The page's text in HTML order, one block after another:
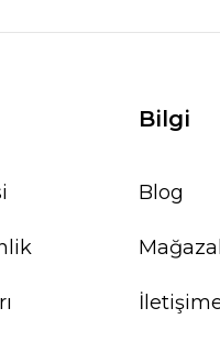
Bilgi
Blog